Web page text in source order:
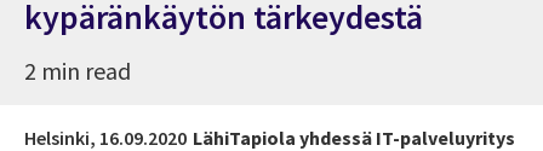
kypäränkäytön tärkeydestä
2 min read
Helsinki, 16.09.2020 LähiTapiola yhdessä IT-palveluyritys